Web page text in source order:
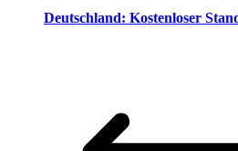
Deutschland: Kostenloser